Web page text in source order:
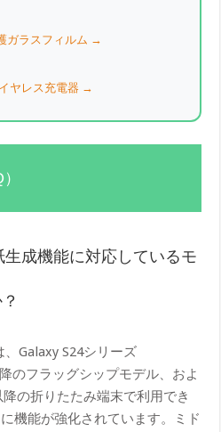
ガラスフィルム →
ヤレス充電器 →
生成機能に対応しているモ
Galaxy S24シリーズ
のフラッグシップモデル、およ
の折りたたみ端末で利用でき
機能が強化されています。ミド